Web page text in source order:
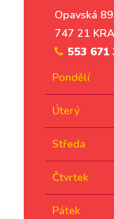
Opavská 89
747 21
553 671
Pondělí
Úterý
Středa
Čtvrtek
Pátek